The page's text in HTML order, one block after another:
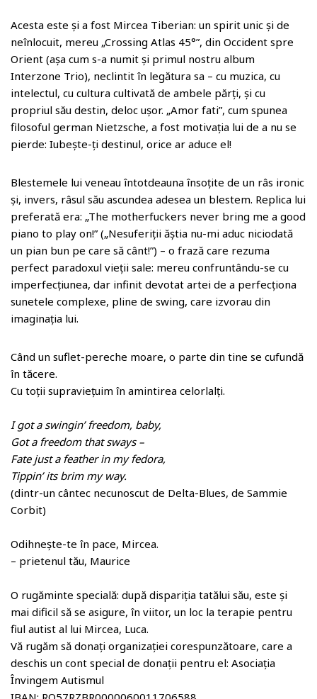
Acesta este și a fost Mircea Tiberian: un spirit unic și de
neînlocuit, mereu „Crossing Atlas 45°”, din Occident spre
Orient (așa cum s-a numit și primul nostru album
Interzone Trio), neclintit în legătura sa – cu muzica, cu
intelectul, cu cultura cultivată de ambele părți, și cu
propriul său destin, deloc ușor. „Amor fati”, cum spunea
filosoful german Nietzsche, a fost motivația lui de a nu se
pierde: Iubește-ți destinul, orice ar aduce el!
Blestemele lui veneau întotdeauna însoțite de un râs ironic
și, invers, râsul său ascundea adesea un blestem. Replica lui
preferată era: „The motherfuckers never bring me a good
piano to play on!” („Nesuferiții ăștia nu-mi aduc niciodată
un pian bun pe care să cânt!”) – o frază care rezuma
perfect paradoxul vieții sale: mereu confruntându-se cu
imperfecțiunea, dar infinit devotat artei de a perfecționa
sunetele complexe, pline de swing, care izvorau din
imaginația lui.
Când un suflet-pereche moare, o parte din tine se cufundă
în tăcere.
Cu toții supraviețuim în amintirea celorlalți.
I got a swingin’ freedom, baby,
Got a freedom that sways –
Fate just a feather in my fedora,
Tippin’ its brim my way.
(dintr-un cântec necunoscut de Delta-Blues, de Sammie
Corbit)
Odihnește-te în pace, Mircea.
– prietenul tău, Maurice
O rugăminte specială: după dispariția tatălui său, este și
mai dificil să se asigure, în viitor, un loc la terapie pentru
fiul autist al lui Mircea, Luca.
Vă rugăm să donați organizației corespunzătoare, care a
deschis un cont special de donații pentru el: Asociația
Învingem Autismul